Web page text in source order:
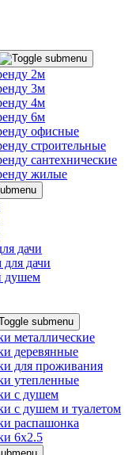
2м
3м
4м
6м
офисные
строительные
сантехнические
жилые
дачи
дачи
душем
металлические
деревянные
для проживания
утепленные
с душем
с душем и туалетом
распашонка
6x2.5